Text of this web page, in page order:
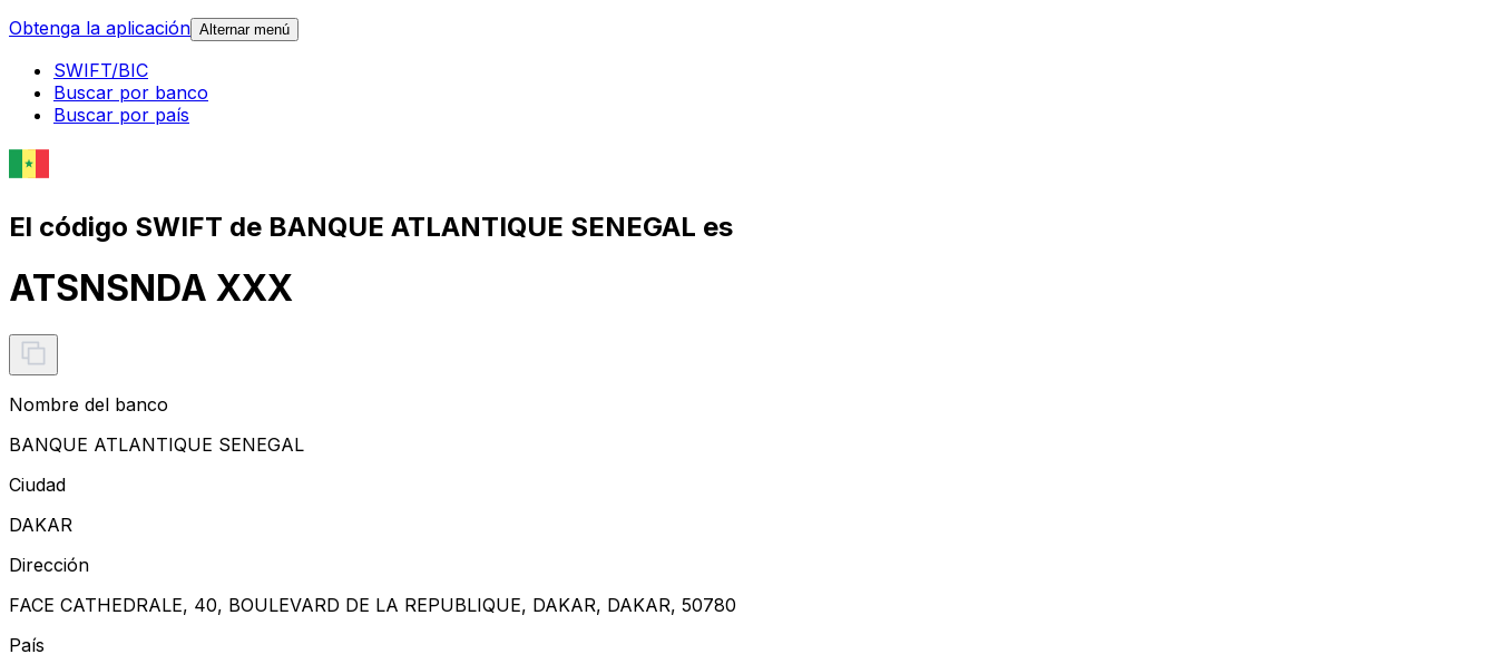
Obtenga la aplicación Alternar menú
SWIFT/BIC
Buscar por banco
Buscar por país
El código SWIFT de BANQUE ATLANTIQUE SENEGAL es
ATSNSNDA XXX
Nombre del banco
BANQUE ATLANTIQUE SENEGAL
Ciudad
DAKAR
Dirección
FACE CATHEDRALE, 40, BOULEVARD DE LA REPUBLIQUE, DAKAR, DAKAR, 50780
País